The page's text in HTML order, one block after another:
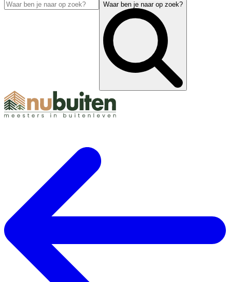
Waar ben je naar op zoek?